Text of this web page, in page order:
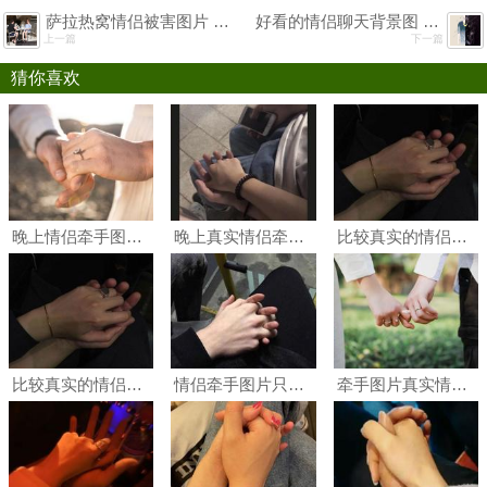
萨拉热窝情侣被害图片 萨拉热窝事件是什么
上一篇
好看的情侣聊天背景图 好看的聊天背景图片高清情侣
下一篇
猜你喜欢
晚上情侣牵手图片真实只有手 晚上手牵手图片真实照片 晚上真实情侣牵手图片 比较真实的牵手图片 比较真实的情侣牵手图片 情侣牵手图片真实照片
比较真实的情侣牵手图片 情侣牵手图片真实照片 情侣牵手图片只有手真实高清 情侣牵手图片真实照片只有手 牵手图片真实情侣 情侣牵手图片真实照片双人